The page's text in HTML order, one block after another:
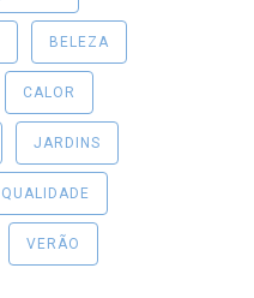
BELEZA
CALOR
JARDINS
QUALIDADE
VERÃO